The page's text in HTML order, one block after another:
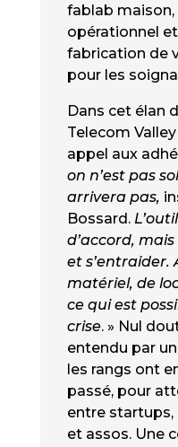
fablab
opérationnel
fabrication de
pour les
Dans cet élan
Telecom
appel aux
on n’est pas
arrivera pas,
Bossard.
d’accord,
et s’entraider.
matériel, de
ce qui est
crise. » Nul
entendu par
les rangs ont
passé, pour
entre startups,
et assos. Une